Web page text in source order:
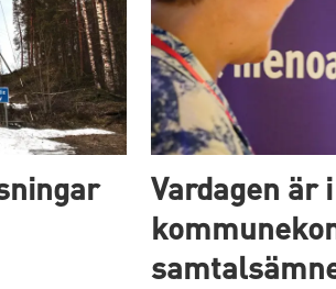
Vardagen är